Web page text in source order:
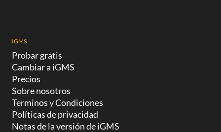
IGMS
Probar gratis
Cambiar a iGMS
Precios
Sobre nosotros
Terminos y Condiciones
Políticas de privacidad
Notas de la versión de iGMS